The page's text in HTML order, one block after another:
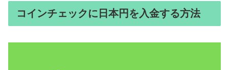
コインチェックに日本円を入金する方法